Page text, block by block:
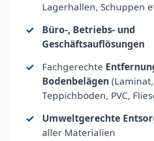
Lagerhallen, Schuppen
Büro-, Betriebs- und
Geschäftsauflösungen
Fachgerechte
Bodenbelägen (Laminat,
Teppichböden, PVC,
Umweltgerechte
aller Materialien